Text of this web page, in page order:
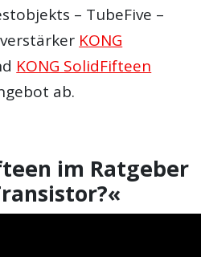
– TubeFive –
KONG
KONG SolidFifteen
ab.
im Ratgeber